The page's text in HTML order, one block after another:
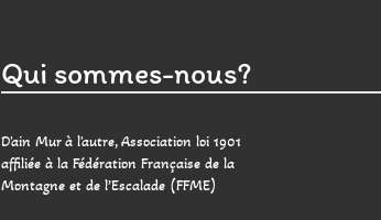
Qui sommes-nous?
D'ain Mur à l'autre, Association loi 1901
affiliée à la Fédération Française de la
Montagne et de l’Escalade (FFME)